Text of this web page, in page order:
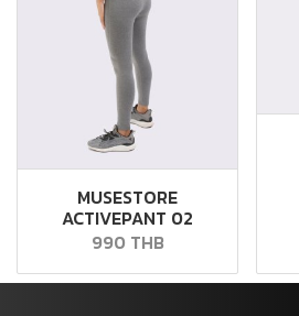
MUSESTORE
ACTIVEPANT 02
990 THB